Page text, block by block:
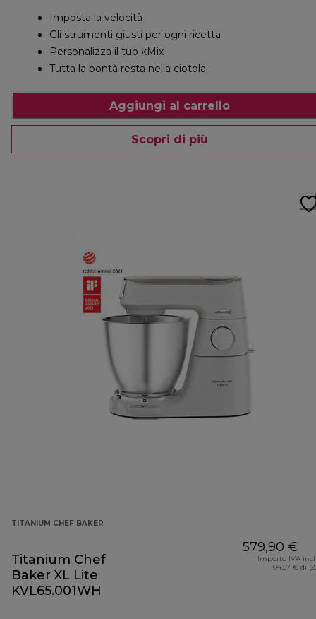
Imposta la velocità
Gli strumenti giusti per ogni ricetta
Personalizza il tuo kMix
Tutta la bontà resta nella ciotola
Aggiungi al carrello
Scopri di più
TITANIUM CHEF BAKER
Titanium Chef
Baker XL Lite
KVL65.001WH
579,90 €
Importo IVA
104,57 € di